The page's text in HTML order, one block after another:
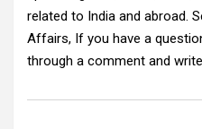
related to India and abroad.
Affairs, If you have a
through a comment and